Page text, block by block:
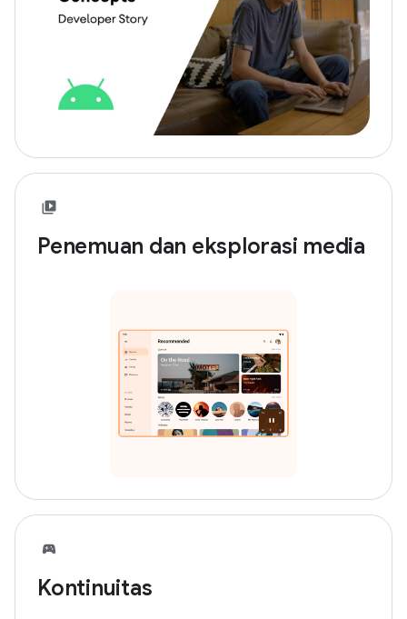
Penemuan dan eksplorasi media
Kontinuitas